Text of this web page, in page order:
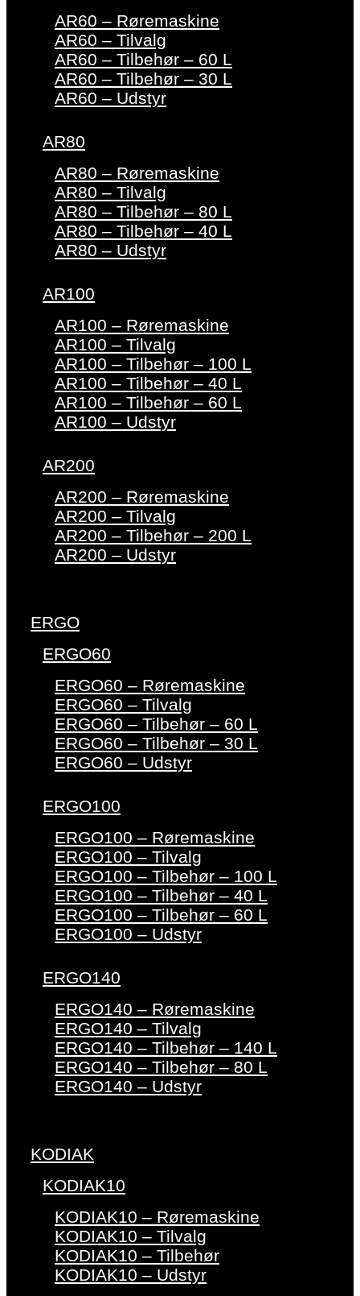
AR60 – Røremaskine
AR60 – Tilvalg
AR60 – Tilbehør – 60 L
AR60 – Tilbehør – 30 L
AR60 – Udstyr
AR80
AR80 – Røremaskine
AR80 – Tilvalg
AR80 – Tilbehør – 80 L
AR80 – Tilbehør – 40 L
AR80 – Udstyr
AR100
AR100 – Røremaskine
AR100 – Tilvalg
AR100 – Tilbehør – 100 L
AR100 – Tilbehør – 40 L
AR100 – Tilbehør – 60 L
AR100 – Udstyr
AR200
AR200 – Røremaskine
AR200 – Tilvalg
AR200 – Tilbehør – 200 L
AR200 – Udstyr
ERGO
ERGO60
ERGO60 – Røremaskine
ERGO60 – Tilvalg
ERGO60 – Tilbehør – 60 L
ERGO60 – Tilbehør – 30 L
ERGO60 – Udstyr
ERGO100
ERGO100 – Røremaskine
ERGO100 – Tilvalg
ERGO100 – Tilbehør – 100 L
ERGO100 – Tilbehør – 40 L
ERGO100 – Tilbehør – 60 L
ERGO100 – Udstyr
ERGO140
ERGO140 – Røremaskine
ERGO140 – Tilvalg
ERGO140 – Tilbehør – 140 L
ERGO140 – Tilbehør – 80 L
ERGO140 – Udstyr
KODIAK
KODIAK10
KODIAK10 – Røremaskine
KODIAK10 – Tilvalg
KODIAK10 – Tilbehør
KODIAK10 – Udstyr